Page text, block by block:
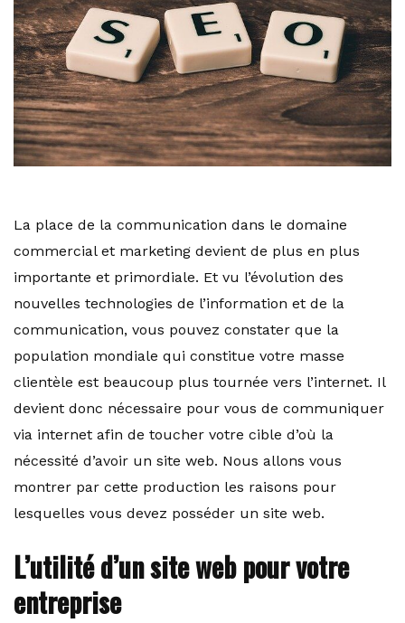
La place de la communication dans le domaine
commercial et marketing devient de plus en plus
importante et primordiale. Et vu l’évolution des
nouvelles technologies de l’information et de la
communication, vous pouvez constater que la
population mondiale qui constitue votre masse
clientèle est beaucoup plus tournée vers l’internet. Il
devient donc nécessaire pour vous de communiquer
via internet afin de toucher votre cible d’où la
nécessité d’avoir un site web. Nous allons vous
montrer par cette production les raisons pour
lesquelles vous devez posséder un site web.
L’utilité d’un site web pour votre
entreprise